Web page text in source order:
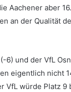
Aachener aber
an der Qualität
6) und der VfL
eigentlich nicht
VfL würde Platz 9